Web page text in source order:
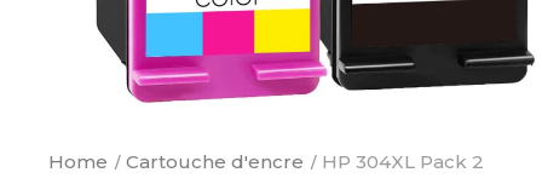
Home Cartouche d'encre HP 304XL Pack 2